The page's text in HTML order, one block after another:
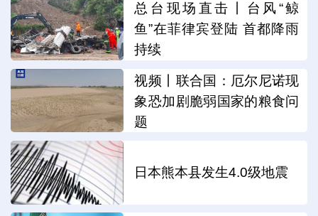
总台现场直击丨台风“鲸
鱼”在菲律宾登陆 首都降雨
持续
视频丨联合国：厄尔尼诺现
象恐加剧脆弱国家的粮食问
题
日本熊本县发生4.0级地震